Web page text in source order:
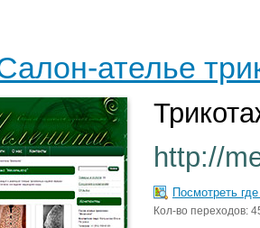
ателье
http://
Посмотреть
Кол-во переходов: